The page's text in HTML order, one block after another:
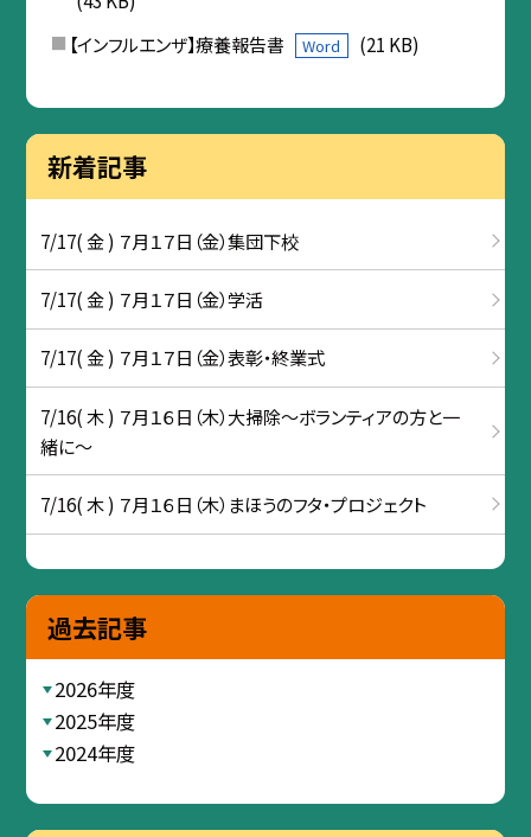
【インフルエンザ】療養報告書
Word (21 KB)
新着記事
7/17( 金 ) ７月１７日（金）集団下校
7/17( 金 ) ７月１７日（金）学活
7/17( 金 ) ７月１７日（金）表彰・終業式
7/16( 木 ) ７月１６日（木）大掃除～ボランティアの方と一
緒に～
7/16( 木 ) ７月１６日（木）まほうのフタ・プロジェクト
過去記事
2026年度
2025年度
2024年度